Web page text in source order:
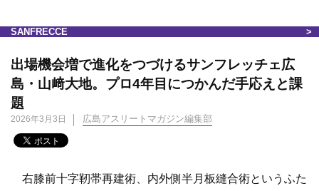
SANFRECCE
出場機会増で進化をつづけるサンフレッチェ広
島・山﨑大地。プロ4年目につかんだ手応えと課
題
2026年3月3日 広島アスリートマガジン編集部
右膝前十字靭帯再建術、内外側半月板縫合術というふた